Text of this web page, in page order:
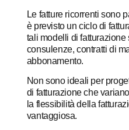
Le fatture ricorrenti sono
è previsto un ciclo di
tali modelli di
consulenze, contratti di
abbonamento.
Non sono ideali per
di fatturazione che
la flessibilità della
vantaggiosa.